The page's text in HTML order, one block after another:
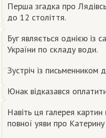
Перша згадка про
до 12 століття.
Буг являється однією із
України по складу води.
Зустріч із письменником
Юнак відказався
Навіть ця галерея
повної уяви про Катерину